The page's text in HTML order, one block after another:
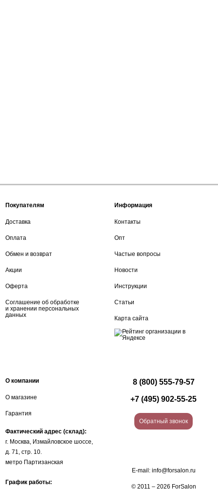
Покупателям
Доставка
Оплата
Обмен и возврат
Акции
Оферта
Соглашение об обработке
и хранении персональных
данных
Информация
Контакты
Опт
Частые вопросы
Новости
Инструкции
Статьи
Карта сайта
О компании
О магазине
Гарантия
Фактический адрес (склад):
г. Москва, Измайловское шоссе,
д. 71, стр. 10.
метро Партизанская
График работы:
8 (800) 555-79-57
+7 (495) 902-55-25
Обратный звонок
E-mail: info@forsalon.ru
© 2011 – 2026 ForSalon